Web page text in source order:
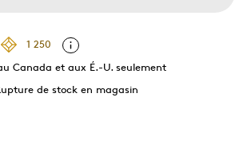
1 250
Canada et aux É.-U. seulement
de stock en magasin